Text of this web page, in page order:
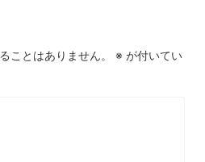
ことはありません。 ※ が付いてい